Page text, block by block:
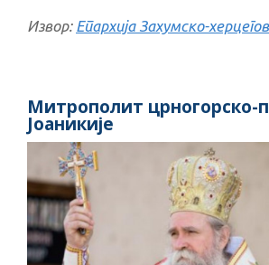
Извор: Епархија Захумско-
Митрополит црногорско-
Јоаникије